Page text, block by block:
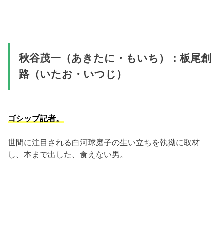
秋谷茂一（あきたに・もいち）：板尾創
路（いたお・いつじ）
ゴシップ記者。
世間に注目される白河球磨子の生い立ちを執拗に取材
し、本まで出した、食えない男。